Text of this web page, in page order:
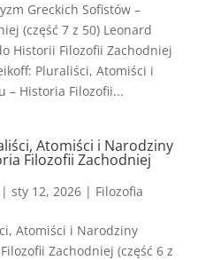
Greckich Sofistów –
(część 7 z 50) Leonard
Historii Filozofii Zachodniej
Pluraliści, Atomiści i
– Historia Filozofii...
Atomiści i Narodziny
Filozofii Zachodniej
| sty 12, 2026| Filozofia
Atomiści i Narodziny
Zachodniej (część 6 z